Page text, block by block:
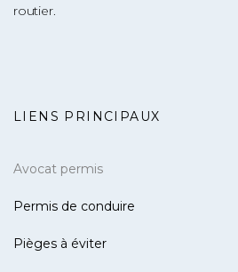
routier.
LIENS PRINCIPAUX
Avocat permis
Permis de conduire
Pièges à éviter